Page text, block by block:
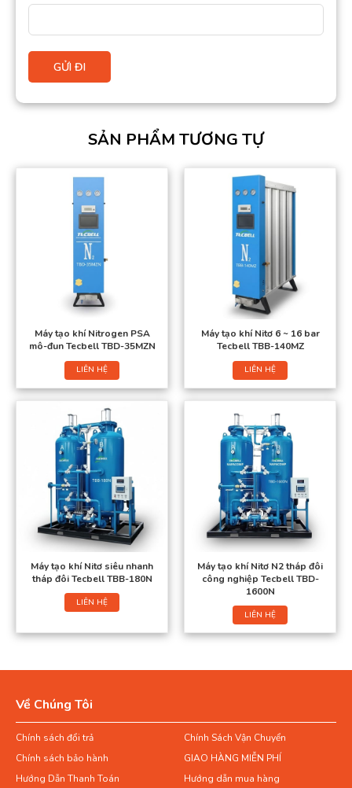
SẢN PHẨM TƯƠNG TỰ
Máy tạo khí Nitrogen PSA
mô-đun Tecbell TBD-35MZN
LIÊN HỆ
Máy tạo khí Nitơ 6 ~ 16 bar
Tecbell TBB-140MZ
LIÊN HỆ
Máy tạo khí Nitơ siêu nhanh
tháp đôi Tecbell TBB-180N
LIÊN HỆ
Máy tạo khí Nitơ N2 tháp đôi
công nghiệp Tecbell TBD-
1600N
LIÊN HỆ
Về Chúng Tôi
Chính sách đổi trả
Chính Sách Vận Chuyển
Chính sách bảo hành
GIAO HÀNG MIỄN PHÍ
Hướng Dẫn Thanh Toán
Hướng dẫn mua hàng